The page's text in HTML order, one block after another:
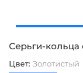
Серьги-
Цвет: Золотистый